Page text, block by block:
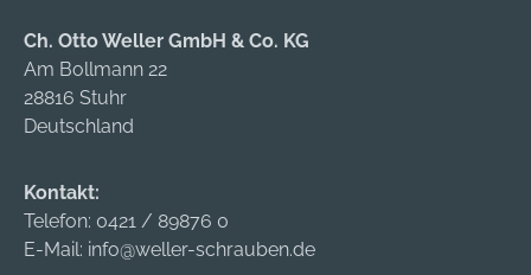
Ch. Otto Weller GmbH & Co. KG
Am Bollmann 22
28816 Stuhr
Deutschland
Kontakt:
Telefon: 0421 / 89876 0
E-Mail: info@weller-schrauben.de